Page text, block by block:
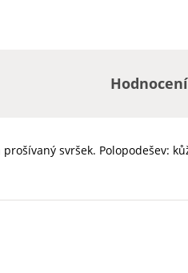
Hodnocení
svršek. Polopodešev: